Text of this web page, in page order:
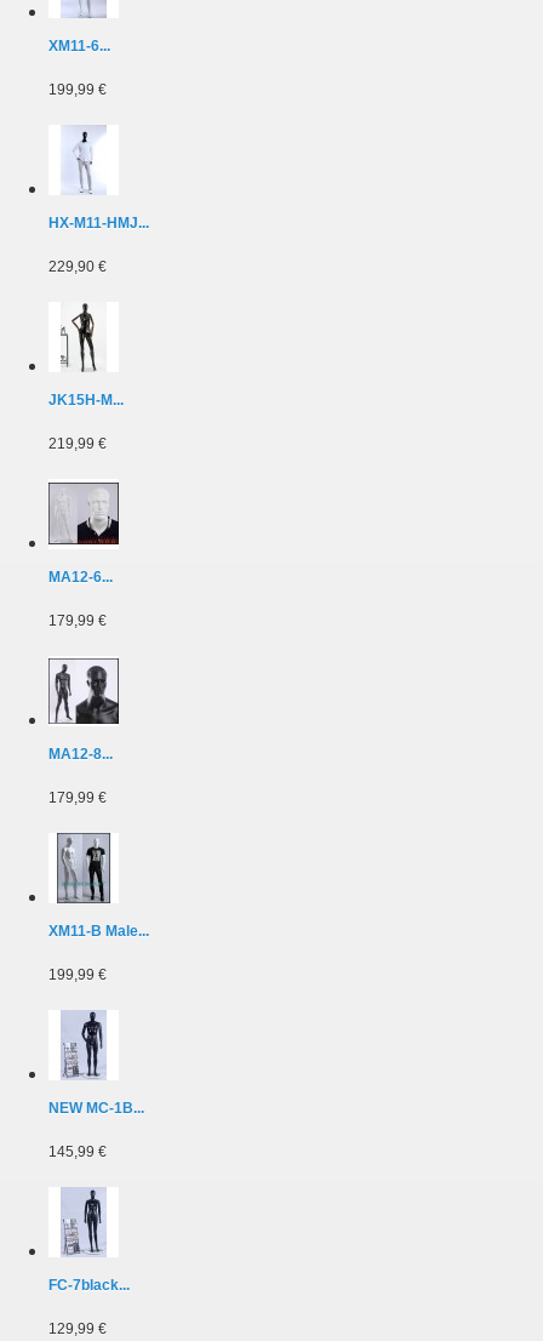
XM11-6...
199,99 €
HX-M11-HMJ...
229,90 €
JK15H-M...
219,99 €
MA12-6...
179,99 €
MA12-8...
179,99 €
XM11-B Male...
199,99 €
NEW MC-1B...
145,99 €
FC-7black...
129,99 €